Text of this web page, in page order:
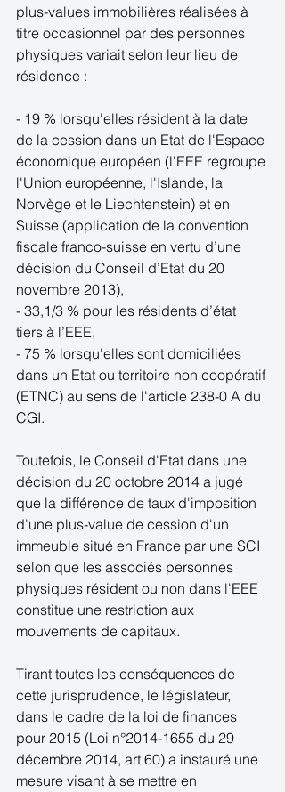
plus-values immobilières réalisées à
titre occasionnel par des personnes
physiques variait selon leur lieu de
résidence :
- 19 % lorsqu'elles résident à la date
de la cession dans un Etat de l'Espace
économique européen (l'EEE regroupe
l'Union européenne, l'Islande, la
Norvège et le Liechtenstein) et en
Suisse (application de la convention
fiscale franco-suisse en vertu d’une
décision du Conseil d’Etat du 20
novembre 2013),
- 33,1/3 % pour les résidents d’état
tiers à l’EEE,
- 75 % lorsqu'elles sont domiciliées
dans un Etat ou territoire non coopératif
(ETNC) au sens de l'article 238-0 A du
CGI.
Toutefois, le Conseil d'Etat dans une
décision du 20 octobre 2014 a jugé
que la différence de taux d'imposition
d'une plus-value de cession d'un
immeuble situé en France par une SCI
selon que les associés personnes
physiques résident ou non dans l'EEE
constitue une restriction aux
mouvements de capitaux.
Tirant toutes les conséquences de
cette jurisprudence, le législateur,
dans le cadre de la loi de finances
pour 2015 (Loi n°2014-1655 du 29
décembre 2014, art 60) a instauré une
mesure visant à se mettre en